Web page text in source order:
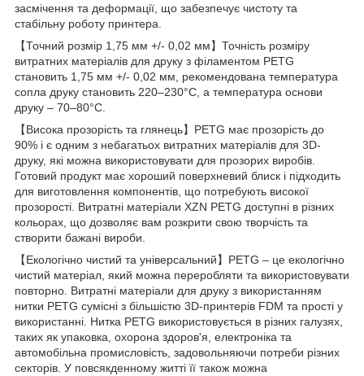
засмічення та деформації, що забезпечує чистоту та
стабільну роботу принтера.
【Точний розмір 1,75 мм +/- 0,02 мм】Точність розміру
витратних матеріалів для друку з філаментом PETG
становить 1,75 мм +/- 0,02 мм, рекомендована температура
сопла друку становить 220–230°C, а температура основи
друку – 70–80°C.
【Висока прозорість та глянець】PETG має прозорість до
90% і є одним з небагатьох витратних матеріалів для 3D-
друку, які можна використовувати для прозорих виробів.
Готовий продукт має хороший поверхневий блиск і підходить
для виготовлення компонентів, що потребують високої
прозорості. Витратні матеріали XZN PETG доступні в різних
кольорах, що дозволяє вам розкрити свою творчість та
створити бажані вироби.
【Екологічно чистий та універсальний】PETG – це екологічно
чистий матеріал, який можна переробляти та використовувати
повторно. Витратні матеріали для друку з використанням
нитки PETG сумісні з більшістю 3D-принтерів FDM та прості у
використанні. Нитка PETG використовується в різних галузях,
таких як упаковка, охорона здоров'я, електроніка та
автомобільна промисловість, задовольняючи потреби різних
секторів. У повсякденному житті її також можна